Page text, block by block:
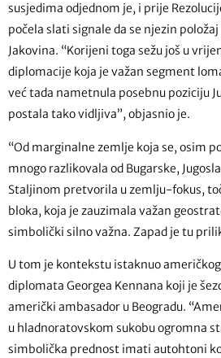
susjedima odjednom je, i prije
počela slati signale da se njezin
Jakovina. “Korijeni toga sežu još u
diplomacije koja je važan segment
već tada nametnula posebnu poziciju
postala tako vidljiva”, objasnio je.
“Od marginalne zemlje koja se, osim
mnogo razlikovala od Bugarske,
Staljinom pretvorila u zemlju-fokus,
bloka, koja je zauzimala važan
simbolički silno važna. Zapad je tu
U tom je kontekstu istaknuo američkog
diplomata Georgea Kennana koji je
američki ambasador u Beogradu.
u hladnoratovskom sukobu ogromna
simbolička prednost imati autohtoni